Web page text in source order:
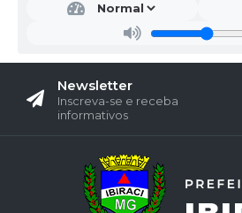
Newsletter
Inscreva-se e receba
informativos